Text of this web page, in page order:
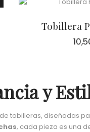
Tobillera
y
tobilleras, diseñadas
, cada pieza es una